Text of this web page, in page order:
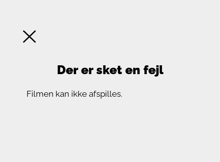
Der er sket en fejl
Filmen kan ikke afspilles.